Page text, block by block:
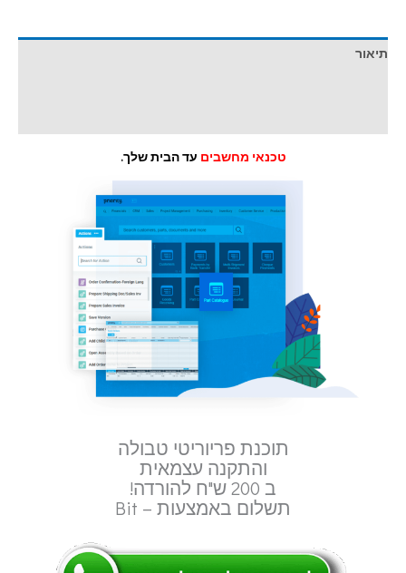
תיאור
טכנאי מחשבים עד הבית שלך.
תוכנת פריוריטי טבולה
והתקנה עצמאית
ב 200 ש"ח להורדה!
תשלום באמצעות – Bit